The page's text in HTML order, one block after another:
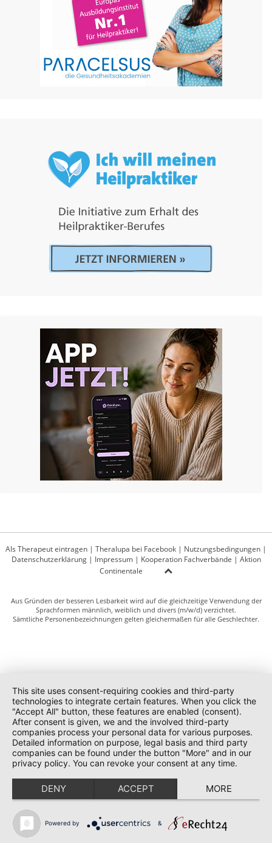
Als Therapeut eintragen | Theralupa bei Facebook | Nutzungsbedingungen |
Datenschutzerklärung| Impressum| Kooperation Fachverbände | Aktion
Continentale
Aus Gründen der besseren Lesbarkeit wird auf die gleichzeitige Verwendung der
Sprachformen männlich, weiblich und divers (m/w/d) verzichtet.
Sämtliche Personenbezeichnungen gelten gleichermaßen für alle Geschlechter.
This site uses consent-requiring cookies and third-party
technologies to integrate certain features. When you click the
"Accept All" button, these features are enabled (consent).
After consent is given, we and the involved third-party
companies process your personal data for various purposes.
Detailed information on purpose, legal basis and third party
companies can be found under the button "More" and in our
privacy policy. You can revoke your consent at any time.
DENY ACCEPT MORE
Powered by &